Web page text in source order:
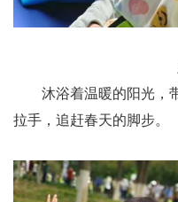
沐浴着温暖的阳光，
拉手，追赶春天的脚步。